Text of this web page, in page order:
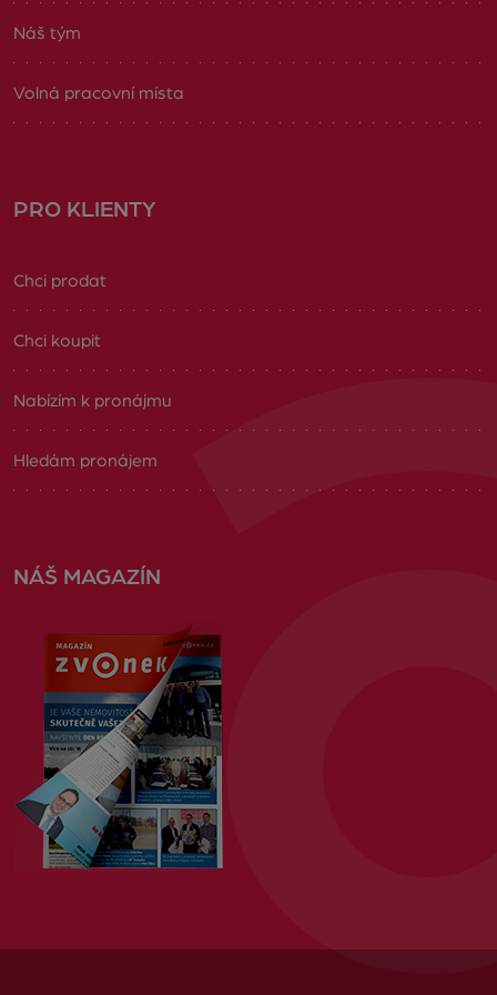
Náš tým
Volná pracovní místa
PRO KLIENTY
Chci prodat
Chci koupit
Nabízím k pronájmu
Hledám pronájem
NÁŠ MAGAZÍN